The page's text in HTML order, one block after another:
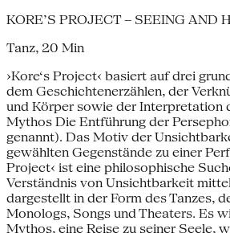
KORE’S PROJECT – SEEING AND
Tanz, 20 Min
›Kore‘s Project‹ basiert auf drei
dem Geschichtenerzählen, der
und Körper sowie der Interpretation
Mythos Die Entführung der
genannt). Das Motiv der
gewählten Gegenstände zu einer
Project‹ ist eine philosophische
Verständnis von Unsichtbarkeit
dargestellt in der Form des Tanzes,
Monologs, Songs und Theaters. Es
Mythos, eine Reise zu seiner Seele,